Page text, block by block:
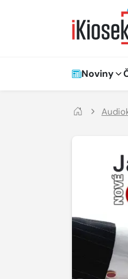
Hlavní Noviny